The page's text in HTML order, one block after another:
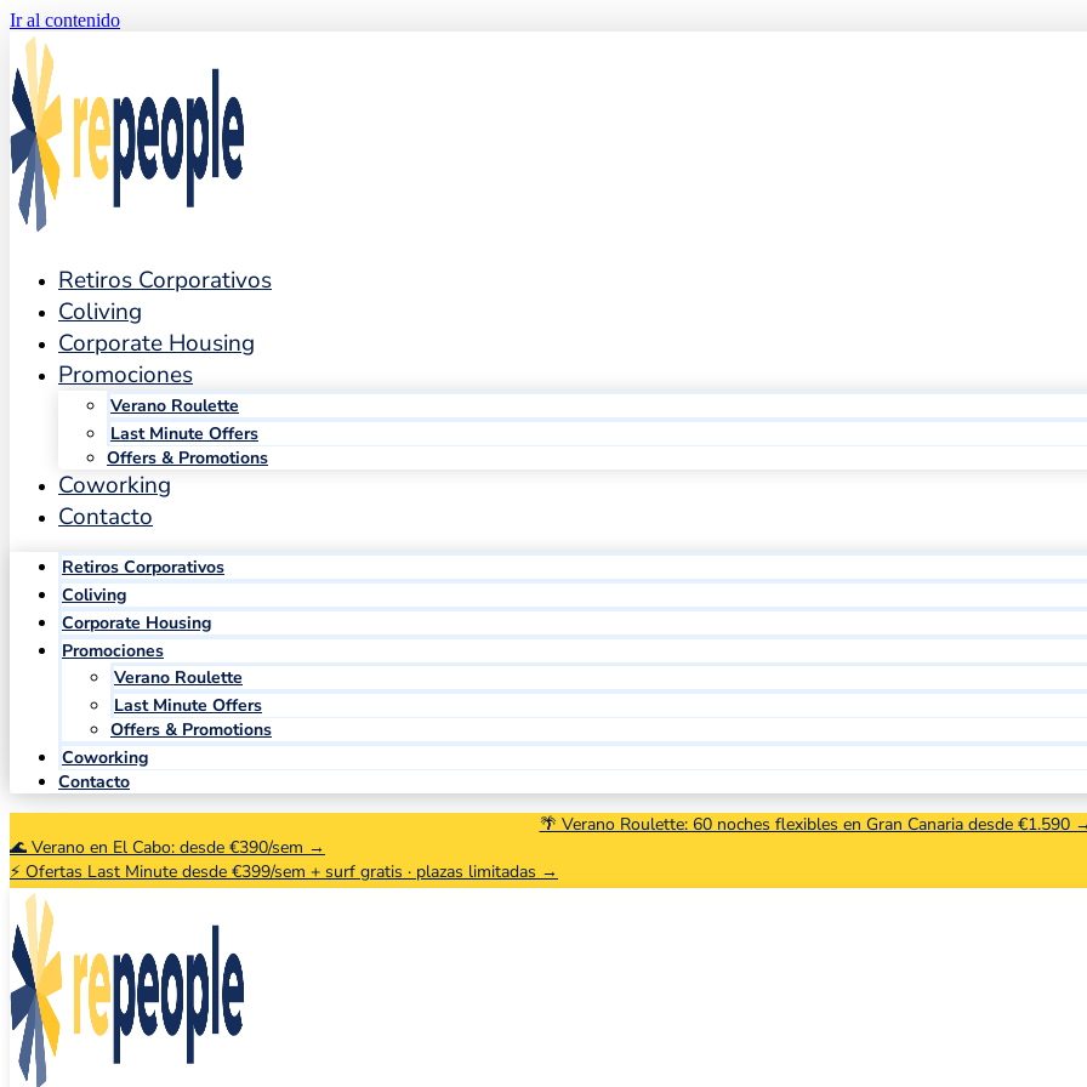
Ir al contenido
Retiros Corporativos
Coliving
Corporate Housing
Promociones
Verano Roulette
Last Minute Offers
Offers & Promotions
Coworking
Contacto
Retiros Corporativos
Coliving
Corporate Housing
Promociones
Verano Roulette
Last Minute Offers
Offers & Promotions
Coworking
Contacto
🌴 Verano Roulette: 60 noches flexibles en Gran Canaria desde €1.590
🌊 Verano en El Cabo: desde €390/sem →
⚡ Ofertas Last Minute desde €399/sem + surf gratis · plazas limitadas →